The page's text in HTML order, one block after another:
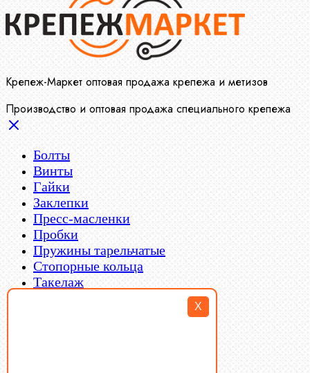
X
Крепеж-Маркет оптовая продажа крепежа и метизов
Производство и оптовая продажа специального крепежа
Болты
Винты
Гайки
Заклепки
Пресс-масленки
Пробки
Пружины тарельчатые
Стопорные кольца
Такелаж